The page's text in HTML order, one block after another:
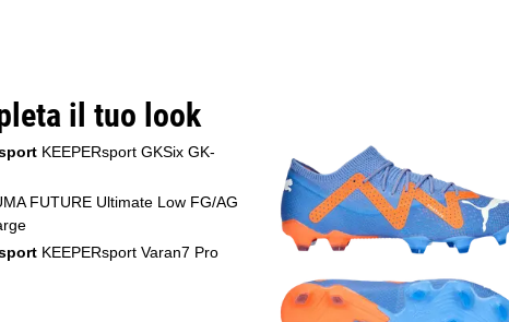
il tuo look
KEEPERsport GKSix GK-
FUTURE Ultimate Low FG/AG
KEEPERsport Varan7 Pro